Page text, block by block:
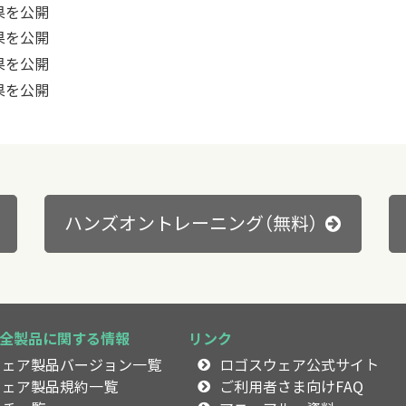
公開
公開
公開
公開
ハンズオントレーニング（無料）
製品に関する情報
ア製品バージョン一覧
ア製品規約一覧
リンク
ロゴスウェア公式サイト
ご利用者さま向けFAQ